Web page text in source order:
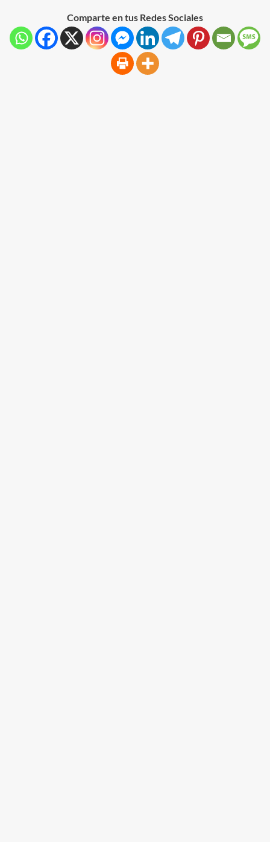
Comparte en tus Redes Sociales